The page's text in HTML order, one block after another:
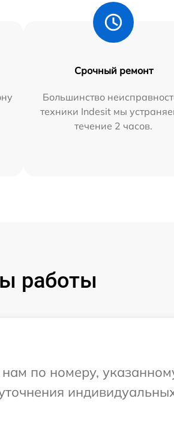
Срочный ремонт
Большинство
техники Indesit мы
течение 2 часов.
работы
по номеру,